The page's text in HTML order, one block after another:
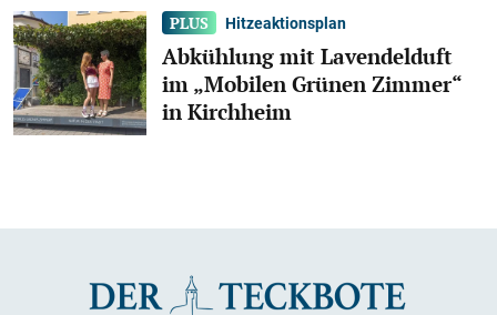
Hitzeaktionsplan
Abkühlung mit Lavendelduft
im „Mobilen Grünen Zimmer“
in Kirchheim